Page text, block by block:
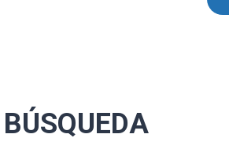
BÚSQUEDA